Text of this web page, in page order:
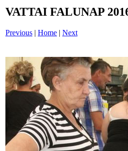
VATTAI FALUNAP
Previous | Home | Next